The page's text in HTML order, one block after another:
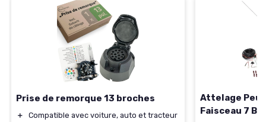
Prise de remorque 13 broches
＋
Compatible avec voiture, auto et tracteur
Attelage
Faisceau 7